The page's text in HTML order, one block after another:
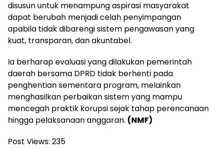
disusun untuk menampung aspirasi masyarakat
dapat berubah menjadi celah penyimpangan
apabila tidak dibarengi sistem pengawasan yang
kuat, transparan, dan akuntabel.
Ia berharap evaluasi yang dilakukan pemerintah
daerah bersama DPRD tidak berhenti pada
penghentian sementara program, melainkan
menghasilkan perbaikan sistem yang mampu
mencegah praktik korupsi sejak tahap perencanaan
hingga pelaksanaan anggaran. (NMF)
Post Views: 235